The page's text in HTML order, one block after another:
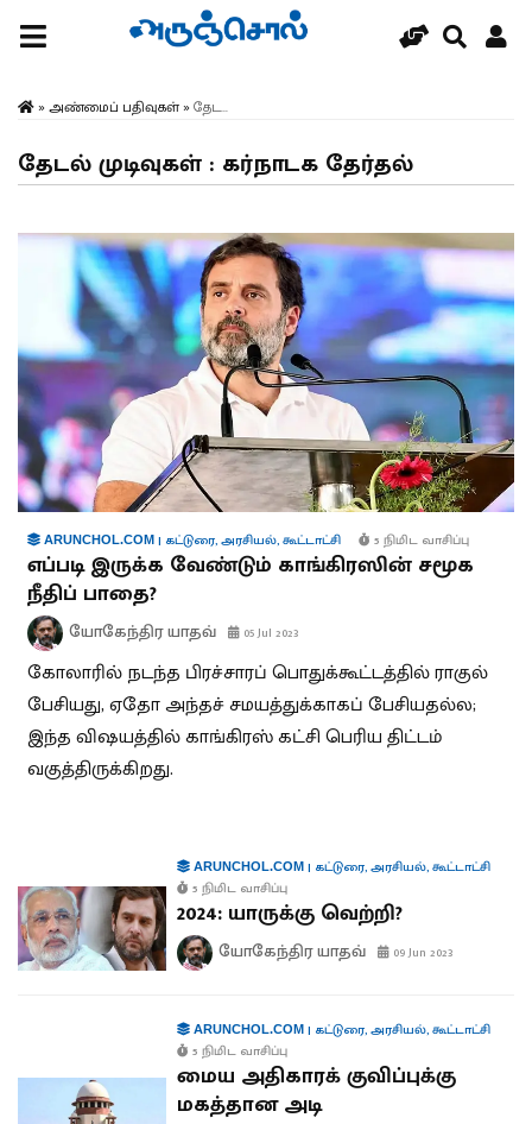
» அண்மைப் பதிவுகள்» தேட...
தேடல் முடிவுகள் : கர்நாடக தேர்தல்
ARUNCHOL.COM | கட்டுரை,அரசியல்,கூட்டாட்சி 5 நிமிட வாசிப்பு
எப்படி இருக்க வேண்டும் காங்கிரஸின் சமூக
நீதிப் பாதை?
யோகேந்திர யாதவ் 05 Jul 2023
கோலாரில் நடந்த பிரச்சாரப் பொதுக்கூட்டத்தில் ராகுல்
பேசியது, ஏதோ அந்தச் சமயத்துக்காகப் பேசியதல்ல;
இந்த விஷயத்தில் காங்கிரஸ் கட்சி பெரிய திட்டம்
வகுத்திருக்கிறது.
ARUNCHOL.COM| கட்டுரை,அரசியல்,கூட்டாட்சி
5 நிமிட வாசிப்பு
2024: யாருக்கு வெற்றி?
யோகேந்திர யாதவ் 09 Jun 2023
ARUNCHOL.COM| கட்டுரை,அரசியல்,கூட்டாட்சி
5 நிமிட வாசிப்பு
மைய அதிகாரக் குவிப்புக்கு
மகத்தான அடி